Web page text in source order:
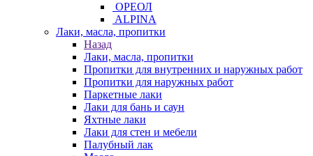
ОРЕОЛ
ALPINA
Лаки, масла, пропитки
Назад
Лаки, масла, пропитки
Пропитки для внутренних и наружных работ
Пропитки для наружных работ
Паркетные лаки
Лаки для бань и саун
Яхтные лаки
Лаки для стен и мебели
Палубный лак